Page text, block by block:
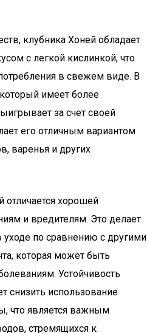
клубника Хоней обладает
с легкой кислинкой, что
в свежем виде. В
имеет более
за счет своей
его отличным вариантом
варенья и других
отличается хорошей
и вредителям. Это делает
уходе по сравнению с другими
которая может быть
Устойчивость
снизить использование
что является важным
стремящихся к